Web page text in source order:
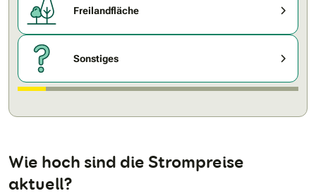
Freilandfläche
Sonstiges
Wie hoch sind die Strompreise
aktuell?